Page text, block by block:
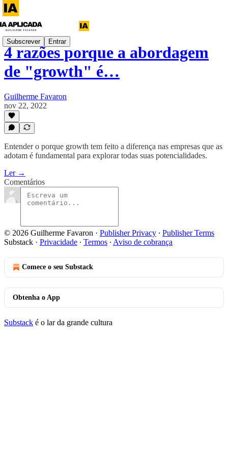
Subscrever Entrar
4 razões porque a abordagem
de "growth" é…
Guilherme Favaron
nov 22, 2022
Entender o porque growth tem feito a diferença nas empresas que as
adotam é fundamental para explorar todas suas potencialidades.
Ler →
Comentários
© 2026 Guilherme Favaron · Publisher Privacy ∙ Publisher Terms
Substack · Privacidade ∙ Termos ∙ Aviso de cobrança
Comece o seu Substack
Obtenha o App
Substack é o lar da grande cultura